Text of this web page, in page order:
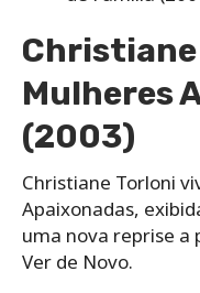
Christiane
Mulheres
(2003)
Christiane Torloni
Apaixonadas,
uma nova reprise a
Ver de Novo.